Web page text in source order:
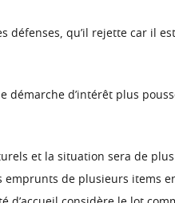
défenses, qu’il rejette car il
d’intérêt plus
et la situation sera de
de plusieurs items